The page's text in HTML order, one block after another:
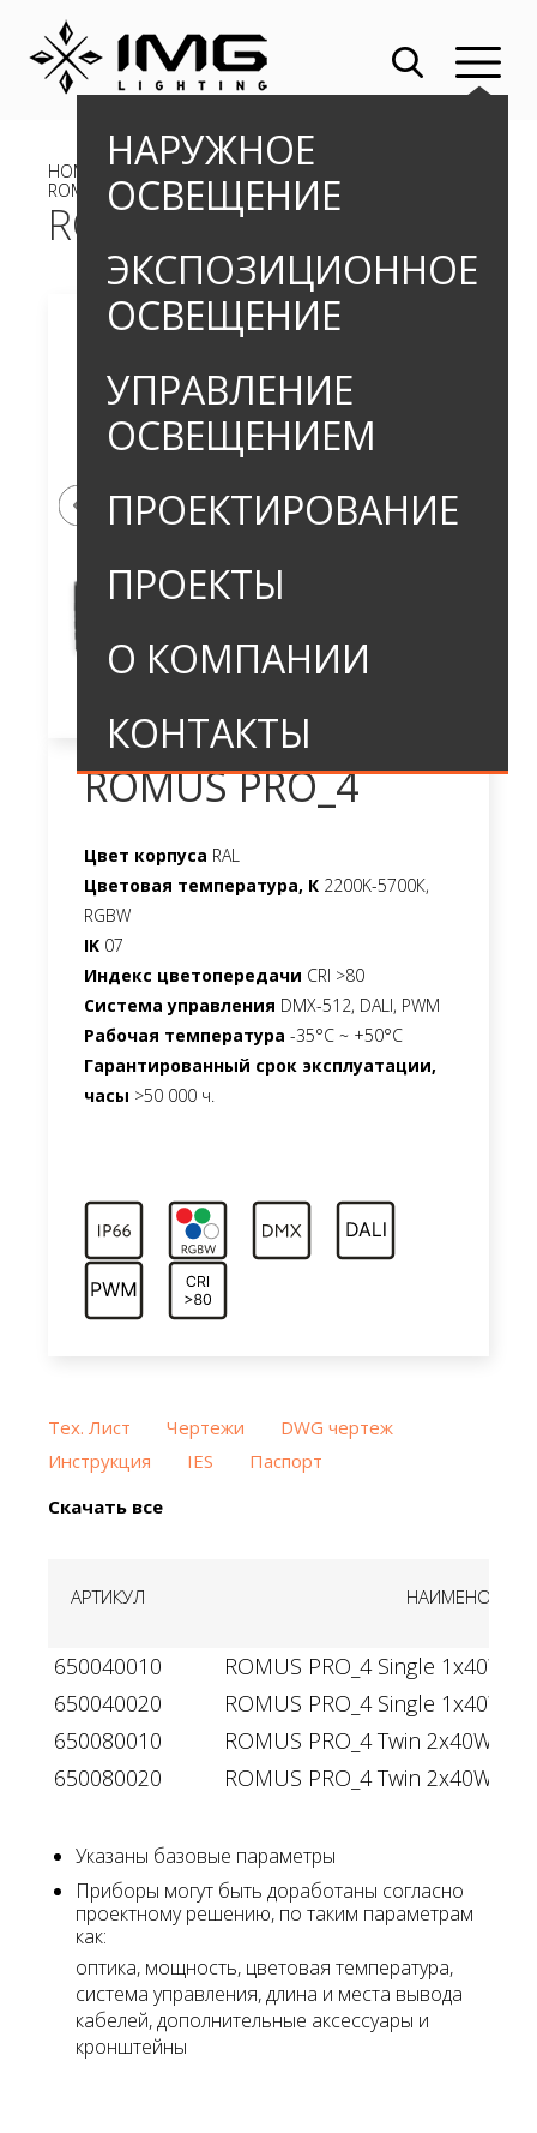
НАРУЖНОЕ
ОСВЕЩЕНИЕ
ЭКСПОЗИЦИОННОЕ
ОСВЕЩЕНИЕ
УПРАВЛЕНИЕ
ОСВЕЩЕНИЕМ
ПРОЕКТИРОВАНИЕ
ПРОЕКТЫ
О КОМПАНИИ
КОНТАКТЫ
HOME » OUTDOOR » НАКЛАДНЫЕ СВЕТИЛЬНИКИ
ROMUS PRO_4
ROMUS PRO_4
ROMUS PRO_4
Цвет корпуса RAL
Цветовая температура, К 2200K-5700К,
RGBW
IK 07
Индекс цветопередачи CRI >80
Система управления DMX-512, DALI, PWM
Рабочая температура -35°C ~ +50°C
Гарантированный срок эксплуатации,
часы >50 000 ч.
Тех. Лист Чертежи
DWG чертеж
Инструкция
IES
Паспорт
Скачать все
АРТИКУЛ
650040010
ROMUS PRO_4 Single 1x40W
650040020
ROMUS PRO_4 Single 1x40W
650080010
ROMUS PRO_4 Twin 2x40W
650080020
ROMUS PRO_4 Twin 2x40W
Указаны базовые параметры
Приборы могут быть доработаны согласно
проектному решению, по таким параметрам
как:
оптика, мощность, цветовая температура,
система управления, длина и места вывода
кабелей, дополнительные аксессуары и
кронштейны